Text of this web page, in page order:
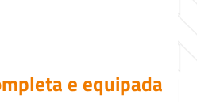
e equipada